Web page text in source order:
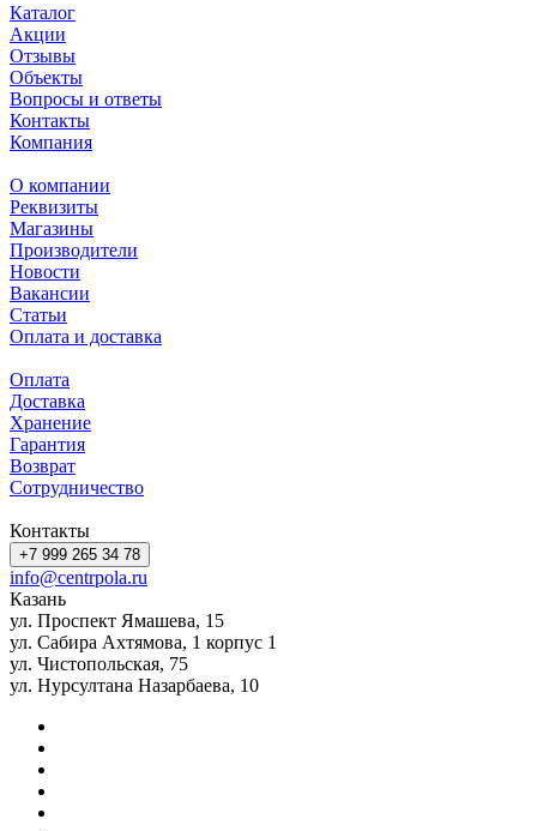
Каталог
Акции
Отзывы
Объекты
Вопросы и ответы
Контакты
Компания
О компании
Реквизиты
Магазины
Производители
Новости
Вакансии
Статьи
Оплата и доставка
Оплата
Доставка
Хранение
Гарантия
Возврат
Сотрудничество
Контакты
+7 999 265 34 78
info@centrpola.ru
Казань
ул. Проспект Ямашева, 15
ул. Сабира Ахтямова, 1 корпус 1
ул. Чистопольская, 75
ул. Нурсултана Назарбаева, 10